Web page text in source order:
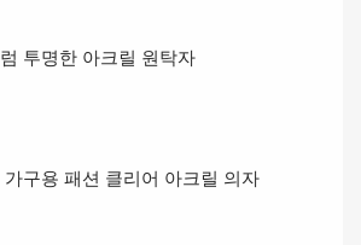
투명한 아크릴 원탁자
가구용 패션 클리어 아크릴 의자